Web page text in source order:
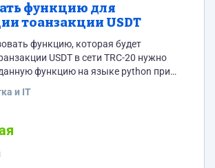
функцию для
тоанзакции USDT
функцию, которая будет
USDT в сети TRC-20 нужно
функцию на языке python при
корректно, не на одну транзакцию
данной функции !
TRC-20, USDT TRC-20
и IT